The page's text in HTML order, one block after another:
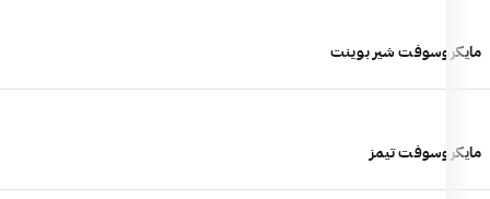
مايكروسوفت شير بوينت
مايكروسوفت تيمز